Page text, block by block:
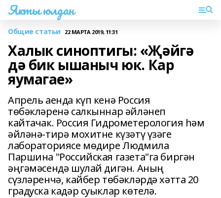
Якты юлдан
Общие статьи 22 МАРТА 2019, 11:31
Халык синоптигы: «Җәйгә
дә бик ышаныч юк. Кар
яумагае»
Апрель аенда күп кенә Россия
төбәкләренә салкыннар әйләнеп
кайтачак. Россия Гидрометерология һәм
әйләнә-тирә мохитне күзәтү үзәге
лабораториясе мөдире Людмила
Паршина "Российская газета"га биргән
әңгәмәсендә шулай дигән. Аның
сүзләренчә, кайбер төбәкләрдә хәтта 20
градуска кадәр суыклар көтелә.